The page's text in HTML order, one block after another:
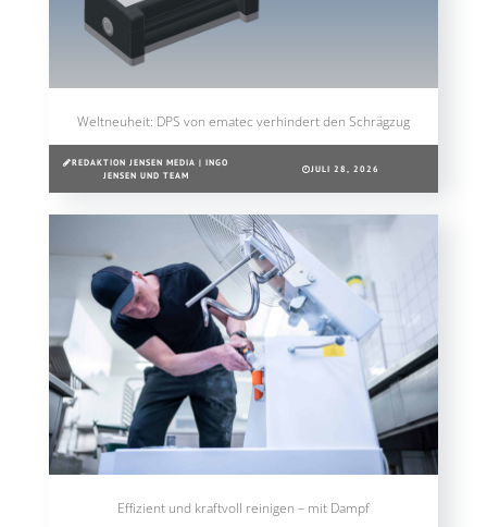
Weltneuheit: DPS von ematec verhindert den Schrägzug
REDAKTION JENSEN MEDIA | INGO
JENSEN UND TEAM
JULI 28, 2026
Effizient und kraftvoll reinigen – mit Dampf